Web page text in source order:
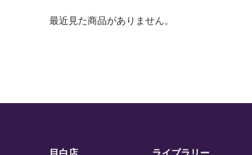
最近見た商品がありません。
目白店 ライブラリー